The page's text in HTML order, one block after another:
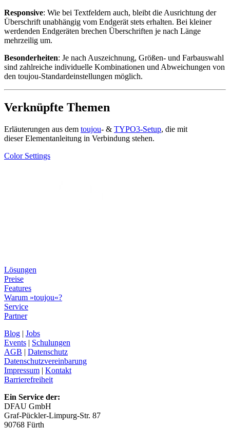
Responsive: Wie bei Textfeldern auch, bleibt die Ausrichtung der
Überschrift unabhängig vom Endgerät stets erhalten. Bei kleiner
werdenden Endgeräten brechen Überschriften je nach Länge
mehrzeilig um.
Besonderheiten: Je nach Auszeichnung, Größen- und Farbauswahl
sind zahlreiche individuelle Kombinationen und Abweichungen von
den toujou-Standardeinstellungen möglich.
Verknüpfte Themen
Erläuterungen aus dem toujou- & TYPO3-Setup, die mit
dieser Elementanleitung in Verbindung stehen.
Color Settings
Lösungen
Preise
Features
Warum »toujou«?
Service
Partner
Blog | Jobs
Events | Schulungen
AGB | Datenschutz
Datenschutzvereinbarung
Impressum | Kontakt
Barrierefreiheit
Ein Service der:
DFAU GmbH
Graf-Pückler-Limpurg-Str. 87
90768 Fürth